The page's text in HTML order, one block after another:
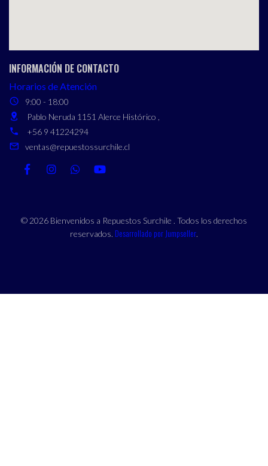
INFORMACIÓN DE CONTACTO
Horarios de Atención
9:00 - 18:00
Pablo Neruda 1151 Alerce Histórico ,
+56 9 41224294
ventas@repuestossurchile.cl
© 2026 Bienvenidos a Repuestos Surchile . Todos los derechos
reservados. Desarrollado por Jumpseller.